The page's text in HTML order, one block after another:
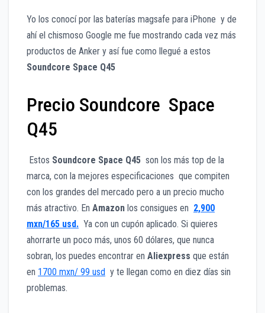
Yo los conocí por las baterías magsafe para iPhone y de
ahí el chismoso Google me fue mostrando cada vez más
productos de Anker y así fue como llegué a estos
Soundcore Space Q45
Precio Soundcore Space
Q45
Estos Soundcore Space Q45 son los más top de la
marca, con la mejores especificaciones que compiten
con los grandes del mercado pero a un precio mucho
más atractivo. En Amazon los consigues en 2,900
mxn/165 usd. Ya con un cupón aplicado. Si quieres
ahorrarte un poco más, unos 60 dólares, que nunca
sobran, los puedes encontrar en Aliexpress que están
en 1700 mxn/ 99 usd y te llegan como en diez días sin
problemas.